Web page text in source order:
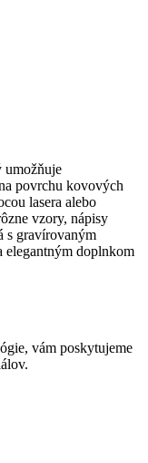
umožňuje
povrchu kovových
lasera alebo
vzory, nápisy
s gravírovaným
elegantným doplnkom
vám poskytujeme